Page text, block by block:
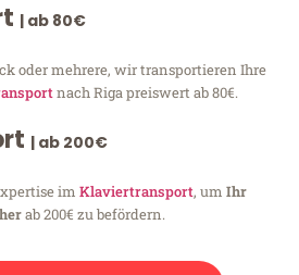
| ab 80€
oder mehrere, wir transportieren Ihre
nach Riga preiswert ab 80€.
| ab 200€
im Klaviertransport, um Ihr
ab 200€ zu befördern.